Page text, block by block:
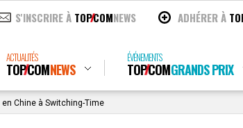
S'INSCRIRE À TOPCOMNEWS ADHÉRER À
ACTUALITÉS
TOPCOMNEWS
ÉVÉNEMENTS
TOPCOMGRANDS PRIX
Chine à Switching-Time